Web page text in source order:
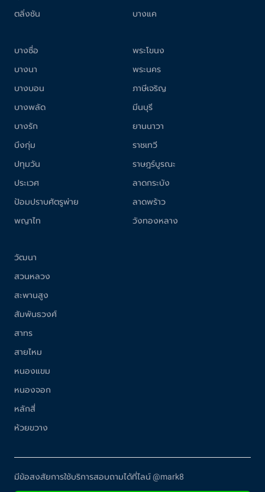
ตลิ่งชัน
บางแค
บางซื่อ
บางนา
บางบอน
บางพลัด
บางรัก
บึงกุ่ม
ปทุมวัน
ประเวศ
ป้อมปราบศัตรูพ่าย
พญาไท
พระโขนง
พระนคร
ภาษีเจริญ
มีนบุรี
ยานนาวา
ราชเทวี
ราษฎร์บูรณะ
ลาดกระบัง
ลาดพร้าว
วังทองหลาง
วัฒนา
สวนหลวง
สะพานสูง
สัมพันธวงศ์
สาทร
สายไหม
หนองแขม
หนองจอก
หลักสี่
ห้วยขวาง
มีข้อสงสัยการใช้บริการสอบถามได้ที่ไลน์ @mark8